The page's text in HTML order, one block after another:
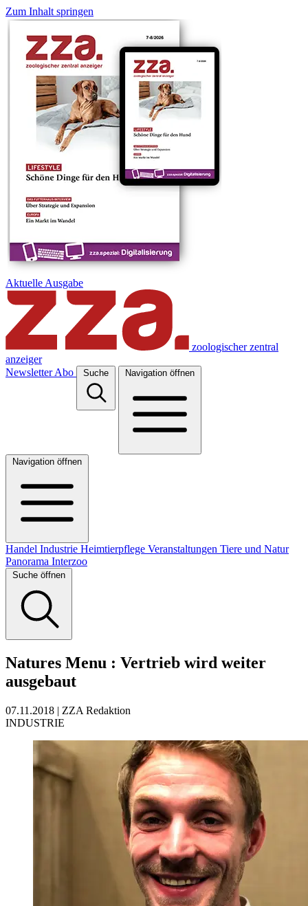
Zum Inhalt springen
Aktuelle Ausgabe
zoologischer zentral
anzeiger
Newsletter Abo Suche Navigation öffnen
Navigation öffnen
Handel Industrie Heimtierpflege Veranstaltungen Tiere und Natur
Panorama Interzoo
Suche öffnen
Natures Menu : Vertrieb wird weiter
ausgebaut
07.11.2018 | ZZA Redaktion
INDUSTRIE